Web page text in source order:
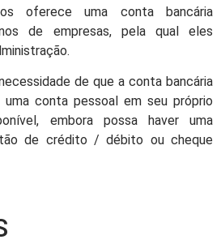
oferece uma conta bancária
de empresas, pela qual eles
de que a conta bancária
conta pessoal em seu próprio
embora possa haver uma
de crédito / débito ou cheque